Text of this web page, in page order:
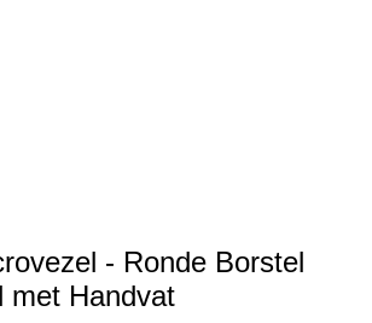
- Ronde Borstel
met Handvat